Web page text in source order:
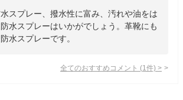
スプレー、撥水性に富み、汚れや油をは
水スプレーはいかがでしょう。革靴にも
水スプレーです。
全てのおすすめコメント (1 件) >